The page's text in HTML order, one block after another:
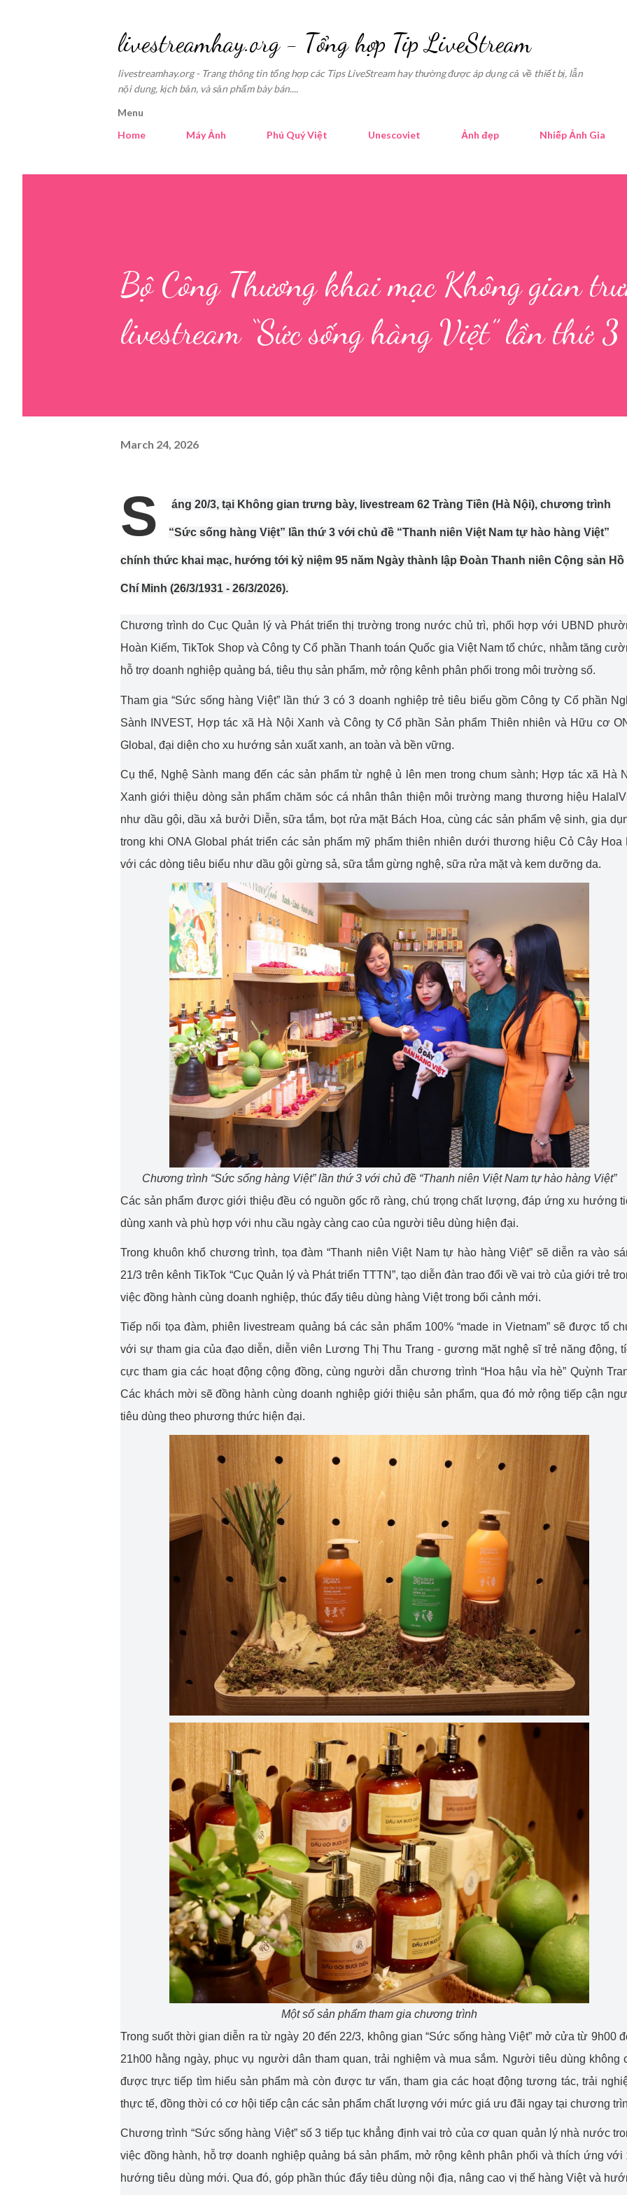
livestreamhay.org - Tổng hợp Tip LiveStream
livestreamhay.org - Trang thông tin tổng hợp các Tips LiveStream hay thường được áp dụng cả về thiết bị, lẫn
nội dung, kịch bản, và sản phẩm bày bán....
Menu
Home
Máy Ảnh Phú Quý Việt Unescoviet Ảnh đẹp Nhiếp Ảnh Gia
Bộ Công Thương khai mạc Không gian
livestream “Sức sống hàng Việt” lần thứ 3
March 24, 2026
S áng 20/3, tại Không gian trưng bày, livestream 62 Tràng Tiền (Hà Nội), chương trình
“Sức sống hàng Việt” lần thứ 3 với chủ đề “Thanh niên Việt Nam tự hào hàng Việt”
chính thức khai mạc, hướng tới kỷ niệm 95 năm Ngày thành lập Đoàn Thanh niên Cộng sản Hồ
Chí Minh (26/3/1931 - 26/3/2026).
Chương trình do Cục Quản lý và Phát triển thị trường trong nước chủ trì, phối hợp với UBND
Hoàn Kiếm, TikTok Shop và Công ty Cổ phần Thanh toán Quốc gia Việt Nam tổ chức, nhằm tăng
hỗ trợ doanh nghiệp quảng bá, tiêu thụ sản phẩm, mở rộng kênh phân phối trong môi trường số.
Tham gia “Sức sống hàng Việt” lần thứ 3 có 3 doanh nghiệp trẻ tiêu biểu gồm Công ty Cổ phần
Sành INVEST, Hợp tác xã Hà Nội Xanh và Công ty Cổ phần Sản phẩm Thiên nhiên và Hữu cơ
Global, đại diện cho xu hướng sản xuất xanh, an toàn và bền vững.
Cụ thể, Nghệ Sành mang đến các sản phẩm từ nghệ ủ lên men trong chum sành; Hợp tác xã Hà
Xanh giới thiệu dòng sản phẩm chăm sóc cá nhân thân thiện môi trường mang thương hiệu
như dầu gội, dầu xả bưởi Diễn, sữa tắm, bọt rửa mặt Bách Hoa, cùng các sản phẩm vệ sinh, gia
trong khi ONA Global phát triển các sản phẩm mỹ phẩm thiên nhiên dưới thương hiệu Cỏ Cây Hoa
với các dòng tiêu biểu như dầu gội gừng sả, sữa tắm gừng nghệ, sữa rửa mặt và kem dưỡng da.
Chương trình “Sức sống hàng Việt” lần thứ 3 với chủ đề “Thanh niên Việt Nam tự hào hàng Việt”
Các sản phẩm được giới thiệu đều có nguồn gốc rõ ràng, chú trọng chất lượng, đáp ứng xu hướng
dùng xanh và phù hợp với nhu cầu ngày càng cao của người tiêu dùng hiện đại.
Trong khuôn khổ chương trình, tọa đàm “Thanh niên Việt Nam tự hào hàng Việt” sẽ diễn ra vào
21/3 trên kênh TikTok “Cục Quản lý và Phát triển TTTN”, tạo diễn đàn trao đổi về vai trò của giới trẻ
việc đồng hành cùng doanh nghiệp, thúc đẩy tiêu dùng hàng Việt trong bối cảnh mới.
Tiếp nối tọa đàm, phiên livestream quảng bá các sản phẩm 100% “made in Vietnam” sẽ được tổ
với sự tham gia của đạo diễn, diễn viên Lương Thị Thu Trang - gương mặt nghệ sĩ trẻ năng động,
cực tham gia các hoạt động cộng đồng, cùng người dẫn chương trình “Hoa hậu vỉa hè” Quỳnh
Các khách mời sẽ đồng hành cùng doanh nghiệp giới thiệu sản phẩm, qua đó mở rộng tiếp cận
tiêu dùng theo phương thức hiện đại.
Một số sản phẩm tham gia chương trình
Trong suốt thời gian diễn ra từ ngày 20 đến 22/3, không gian “Sức sống hàng Việt” mở cửa từ 9h00
21h00 hằng ngày, phục vụ người dân tham quan, trải nghiệm và mua sắm. Người tiêu dùng không
được trực tiếp tìm hiểu sản phẩm mà còn được tư vấn, tham gia các hoạt động tương tác, trải
thực tế, đồng thời có cơ hội tiếp cận các sản phẩm chất lượng với mức giá ưu đãi ngay tại chương
Chương trình “Sức sống hàng Việt” số 3 tiếp tục khẳng định vai trò của cơ quan quản lý nhà nước
việc đồng hành, hỗ trợ doanh nghiệp quảng bá sản phẩm, mở rộng kênh phân phối và thích ứng với
hướng tiêu dùng mới. Qua đó, góp phần thúc đẩy tiêu dùng nội địa, nâng cao vị thế hàng Việt và